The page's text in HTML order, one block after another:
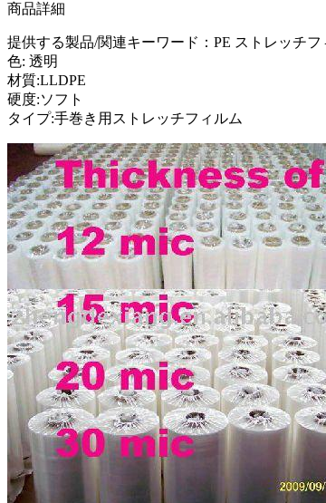
商品詳細
提供する製品/関連キーワード：PE ストレッチ
色: 透明
材質:LLDPE
硬度:ソフト
タイプ:手巻き用ストレッチフィルム